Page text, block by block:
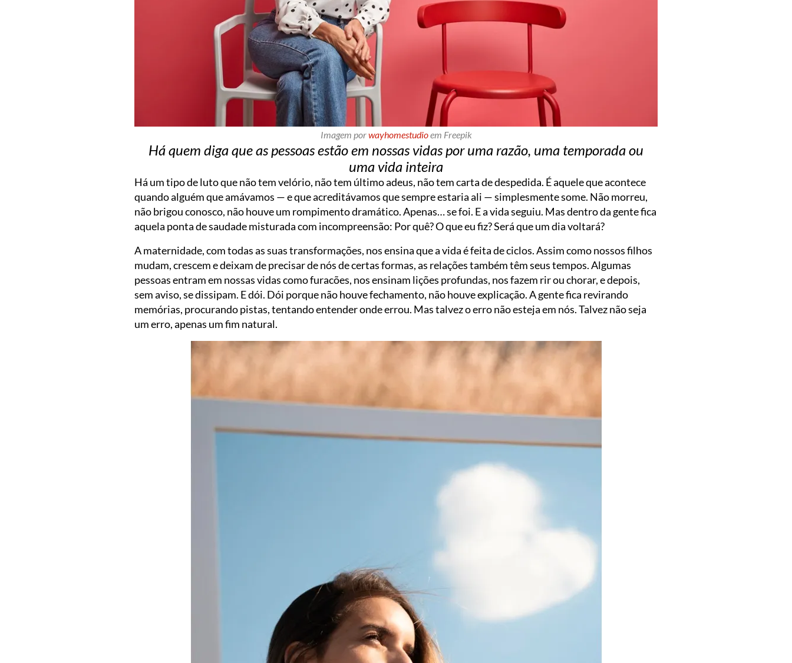
Imagem porwayhomestudioem Freepik
Há quem diga que as pessoas estão em nossas vidas por uma razão, uma temporada ou
uma vida inteira
Há um tipo de luto que não tem velório, não tem último adeus, não tem carta de despedida. É aquele que acontece
quando alguém que amávamos — e que acreditávamos que sempre estaria ali — simplesmente some. Não morreu,
não brigou conosco, não houve um rompimento dramático. Apenas… se foi. E a vida seguiu. Mas dentro da gente fica
aquela ponta de saudade misturada com incompreensão: Por quê? O que eu fiz? Será que um dia voltará?
A maternidade, com todas as suas transformações, nos ensina que a vida é feita de ciclos. Assim como nossos filhos
mudam, crescem e deixam de precisar de nós de certas formas, as relações também têm seus tempos. Algumas
pessoas entram em nossas vidas como furacões, nos ensinam lições profundas, nos fazem rir ou chorar, e depois,
sem aviso, se dissipam. E dói. Dói porque não houve fechamento, não houve explicação. A gente fica revirando
memórias, procurando pistas, tentando entender onde errou. Mas talvez o erro não esteja em nós. Talvez não seja
um erro, apenas um fim natural.